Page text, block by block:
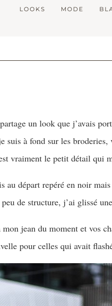
LOOKS MODE
un look que j’avais
suis à fond sur les broderies,
vraiment le petit détail qui
au départ repéré en noir
de structure, j’ai glissé
mon jean du moment et vos
pour celles qui avait